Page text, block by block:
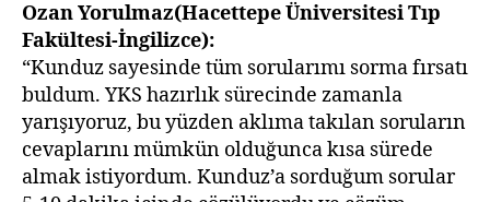
Ozan Yorulmaz(Hacettepe Üniversitesi Tıp
Fakültesi-İngilizce):
“Kunduz sayesinde tüm sorularımı sorma fırsatı
buldum. YKS hazırlık sürecinde zamanla
yarışıyoruz, bu yüzden aklıma takılan soruların
cevaplarını mümkün olduğunca kısa sürede
almak istiyordum. Kunduz’a sorduğum sorular